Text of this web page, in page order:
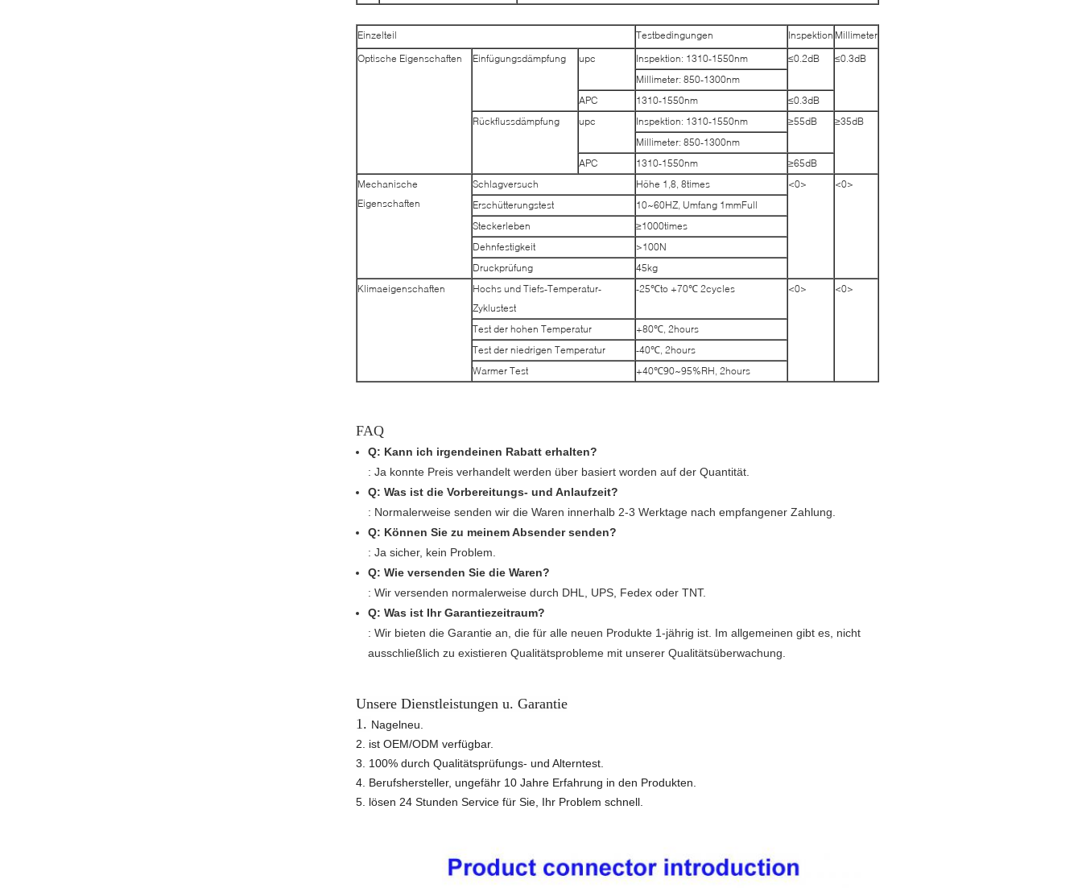
Einzelteil Testbedingungen Inspektion Millimeter
Optische Eigenschaften
Einfügungsdämpfung upc Inspektion: 1310-1550nm ≤0.2dB
≤0.3dB
Millimeter: 850-1300nm
APC
1310-1550nm
≤0.3dB
Rückflussdämpfung
upc Inspektion: 1310-1550nm ≥55dB
≥35dB
Millimeter: 850-1300nm
APC
1310-1550nm
≥65dB
Mechanische
Eigenschaften
Schlagversuch Höhe 1,8, 8times <0>
<0>
Erschütterungstest
10~60HZ, Umfang 1mmFull
Steckerleben
≥1000times
Dehnfestigkeit
>100N
Druckprüfung
45kg
Klimaeigenschaften
Hochs und Tiefs-Temperatur-
Zyklustest
-25℃to +70℃ 2cycles <0> <0>
Test der hohen Temperatur
+80℃, 2hours
Test der niedrigen Temperatur
-40℃, 2hours
Warmer Test
+40℃90~95%RH, 2hours
FAQ
Q: Kann ich irgendeinen Rabatt erhalten?
: Ja konnte Preis verhandelt werden über basiert worden auf der Quantität.
Q: Was ist die Vorbereitungs- und Anlaufzeit?
: Normalerweise senden wir die Waren innerhalb 2-3 Werktage nach empfangener Zahlung.
Q: Können Sie zu meinem Absender senden?
: Ja sicher, kein Problem.
Q: Wie versenden Sie die Waren?
: Wir versenden normalerweise durch DHL, UPS, Fedex oder TNT.
Q: Was ist Ihr Garantiezeitraum?
: Wir bieten die Garantie an, die für alle neuen Produkte 1-jährig ist. Im allgemeinen gibt es, nicht
ausschließlich zu existieren Qualitätsprobleme mit unserer Qualitätsüberwachung.
Unsere Dienstleistungen u. Garantie
1. Nagelneu.
2. ist OEM/ODM verfügbar.
3. 100% durch Qualitätsprüfungs- und Alterntest.
4. Berufshersteller, ungefähr 10 Jahre Erfahrung in den Produkten.
5. lösen 24 Stunden Service für Sie, Ihr Problem schnell.